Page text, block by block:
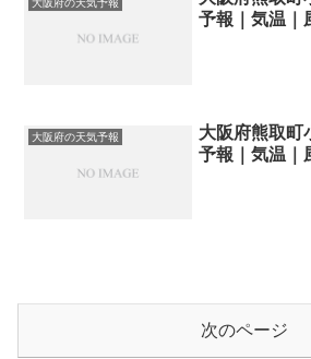
大阪府の天気予報
予報｜気温｜
大阪府の天気予報
大阪府熊取町
予報｜気温｜
次のページ